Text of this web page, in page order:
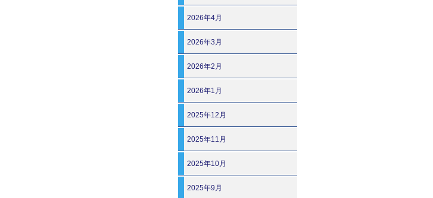
2026年4月
2026年3月
2026年2月
2026年1月
2025年12月
2025年11月
2025年10月
2025年9月